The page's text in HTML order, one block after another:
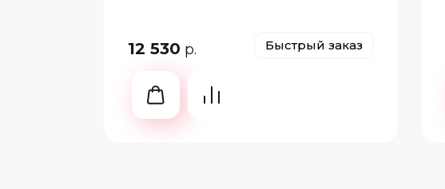
12 530 р. Быстрый заказ